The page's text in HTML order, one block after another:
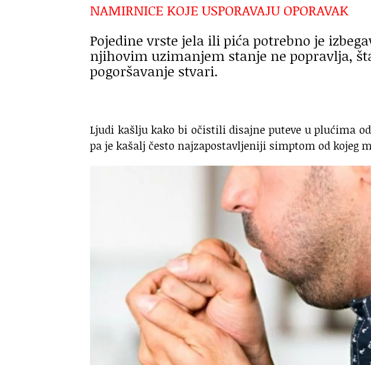
NAMIRNICE KOJE USPORAVAJU OPORAVAK
Pojedine vrste jela ili pića potrebno je
njihovim uzimanjem stanje ne popravlja,
pogoršavanje stvari.
Ljudi kašlju kako bi očistili disajne puteve u plućima
pa je kašalj često najzapostavljeniji simptom od kojeg